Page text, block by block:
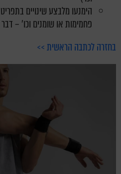
הימנעו מלבצע שינויים
פחמימות או שומנים וכו' –
בחזרה לכתבה הראשית >>